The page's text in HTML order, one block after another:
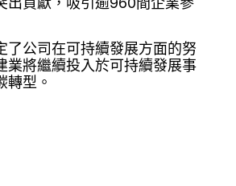
了公司在可持續發展方面的努
業將繼續投入於可持續發展事
轉型。